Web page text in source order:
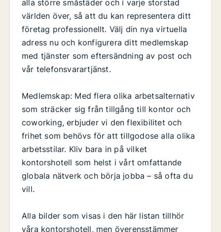
alla större småstäder och i varje storstad
världen över, så att du kan representera ditt
företag professionellt. Välj din nya virtuella
adress nu och konfigurera ditt medlemskap
med tjänster som eftersändning av post och
vår telefonsvarartjänst.
Medlemskap: Med flera olika arbetsalternativ
som sträcker sig från tillgång till kontor och
coworking, erbjuder vi den flexibilitet och
frihet som behövs för att tillgodose alla olika
arbetsstilar. Kliv bara in på vilket
kontorshotell som helst i vårt omfattande
globala nätverk och börja jobba – så ofta du
vill.
Alla bilder som visas i den här listan tillhör
våra kontorshotell, men överensstämmer